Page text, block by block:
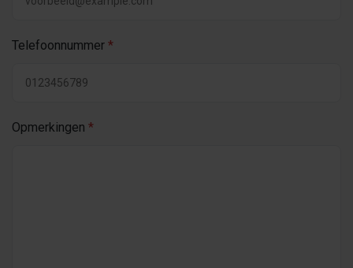
Telefoonnummer *
Opmerkingen *